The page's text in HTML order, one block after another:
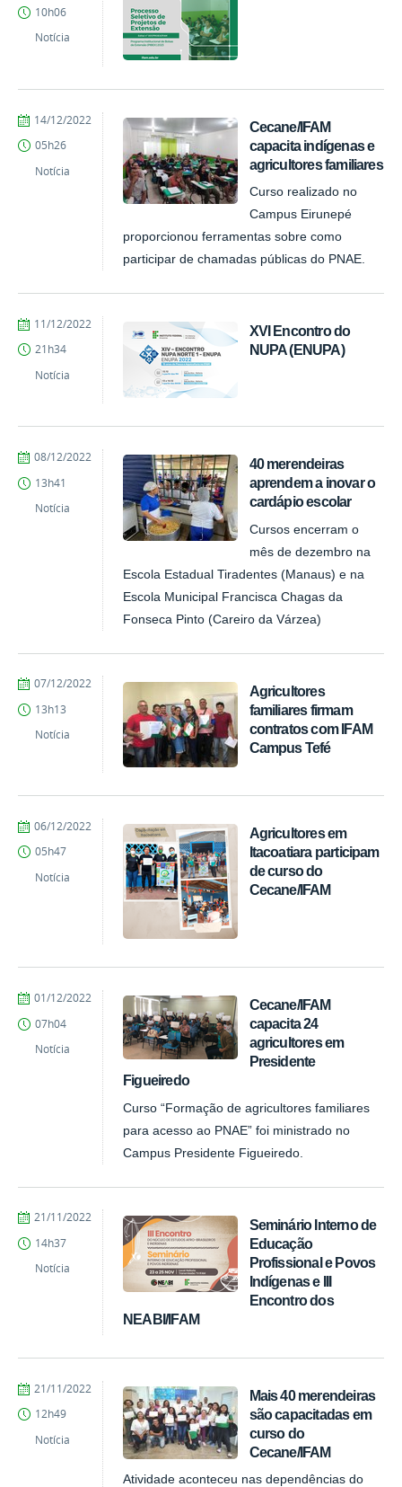
10h06
Notícia
Cecane/IFAM
capacita indígenas e
agricultores familiares
Curso realizado no
Campus Eirunepé
proporcionou ferramentas sobre como
participar de chamadas públicas do PNAE.
por
publicado
14/12/2022
05h26
Notícia
XVI Encontro do
NUPA (ENUPA)
por
publicado
11/12/2022
21h34
Notícia
40 merendeiras
aprendem a inovar o
cardápio escolar
Cursos encerram o
mês de dezembro na
Escola Estadual Tiradentes (Manaus) e na
Escola Municipal Francisca Chagas da
Fonseca Pinto (Careiro da Várzea)
por
publicado
08/12/2022
13h41
Notícia
Agricultores
familiares firmam
contratos com IFAM
Campus Tefé
por
publicado
07/12/2022
13h13
Notícia
Agricultores em
Itacoatiara participam
de curso do
Cecane/IFAM
por
publicado
06/12/2022
05h47
Notícia
Cecane/IFAM
capacita 24
agricultores em
Presidente
Figueiredo
Curso “Formação de agricultores familiares
para acesso ao PNAE” foi ministrado no
Campus Presidente Figueiredo.
por
publicado
01/12/2022
07h04
Notícia
Seminário Interno de
Educação
Profissional e Povos
Indígenas e III
Encontro dos
NEABI/IFAM
por
publicado
21/11/2022
14h37
Notícia
Mais 40 merendeiras
são capacitadas em
curso do
Cecane/IFAM
Atividade aconteceu nas dependências do
por
publicado
21/11/2022
12h49
Notícia